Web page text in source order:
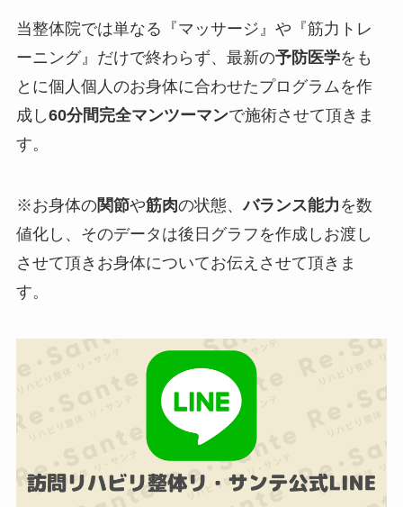
当整体院では単なる『マッサージ 』や『筋力トレ
ーニング』だけで終わらず、最新の予防医学をも
とに個人個人のお身体に合わせたプログラムを作
成し60分間完全マンツーマンで施術させて頂きま
す。
※お身体の関節や筋肉の状態、バランス能力 を数
値化し、そのデータは後日グラフを作成しお渡し
させて頂きお身体についてお伝えさせて頂きま
す。